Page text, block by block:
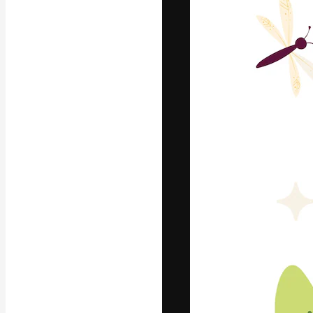
La
migliori lavori.
creativi,
Italiano
Copyright © 2010-